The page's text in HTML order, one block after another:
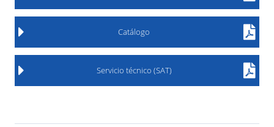
Catálogo
Servicio técnico (SAT)